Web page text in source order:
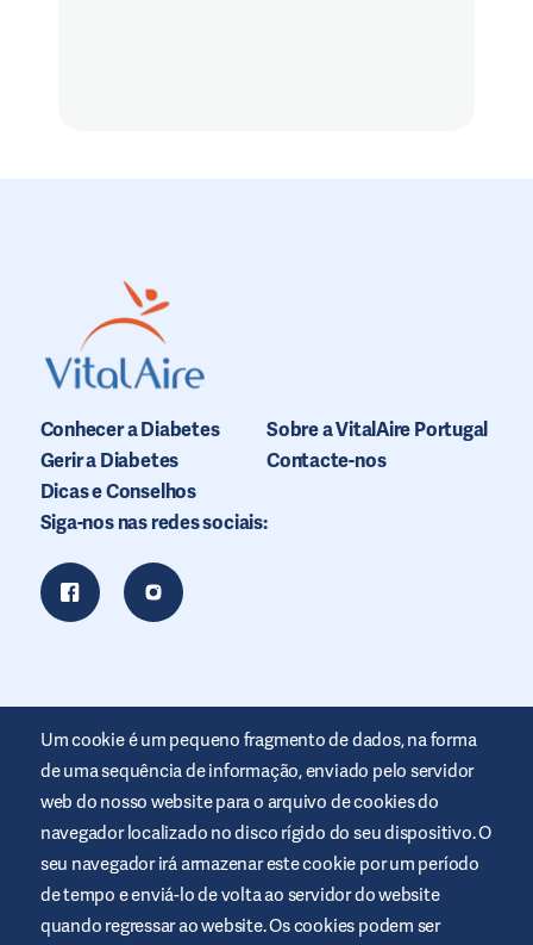
Conhecer a Diabetes
Gerir a Diabetes
Dicas e Conselhos
Sobre a VitalAire Portugal
Contacte-nos
Siga-nos nas redes sociais:
Este website é disponibilizado pela Air Liquide Healthcare para
informar e ajudar as pessoas com diabetes. O seu intuito é
meramente informativo e não substitui as recomendações
Um cookie é um pequeno fragmento de dados, na forma
de uma sequência de informação, enviado pelo servidor
web do nosso website para o arquivo de cookies do
navegador localizado no disco rígido do seu dispositivo. O
seu navegador irá armazenar este cookie por um período
de tempo e enviá-lo de volta ao servidor do website
quando regressar ao website. Os cookies podem ser